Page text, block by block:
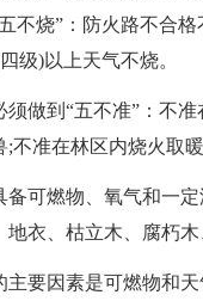
不烧”：防火路不合
级)以上天气不烧。
须做到“五不准”：不
不准在林区内烧火取
备可燃物、氧气和一
衣、枯立木、腐朽
主要因素是可燃物和